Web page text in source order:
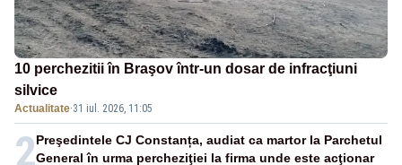
10 perchezitii în Braşov într-un dosar de infracţiuni
silvice
Actualitate·31 iul. 2026, 11:05
2Preşedintele CJ Constanța, audiat ca martor la Parchetul
General în urma percheziţiei la firma unde este acţionar